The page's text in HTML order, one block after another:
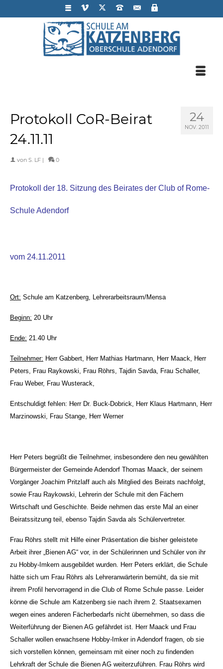
24
NOV. 2011
Protokoll CoR-Beirat
24.11.11
von S. LF | 0
Protokoll der 18. Sitzung des Beirates der Club of Rome-
Schule Adendorf
vom 24.11.2011
Ort: Schule am Katzenberg, Lehrerarbeitsraum/Mensa
Beginn: 20 Uhr
Ende: 21.40 Uhr
Teilnehmer: Herr Gabbert, Herr Mathias Hartmann, Herr Maack, Herr
Peters, Frau Raykowski, Frau Röhrs, Tajdin Savda, Frau Schaller,
Frau Weber, Frau Wusterack,
Entschuldigt fehlen: Herr Dr. Buck-Dobrick, Herr Klaus Hartmann, Herr
Marzinowski, Frau Stange, Herr Werner
Herr Peters begrüßt die Teilnehmer, insbesondere den neu gewählten
Bürgermeister der Gemeinde Adendorf Thomas Maack, der seinem
Vorgänger Joachim Pritzlaff auch als Mitglied des Beirats nachfolgt,
sowie Frau Raykowski, Lehrerin der Schule mit den Fächern
Wirtschaft und Geschichte. Beide nehmen das erste Mal an einer
Beiratssitzung teil, ebenso Tajdin Savda als Schülervertreter.
Frau Röhrs stellt mit Hilfe einer Präsentation die bisher geleistete
Arbeit ihrer „Bienen AG“ vor, in der Schülerinnen und Schüler von ihr
zu Hobby-Imkern ausgebildet wurden. Herr Peters erklärt, die Schule
hätte sich um Frau Röhrs als Lehreranwärterin bemüht, da sie mit
ihrem Profil hervorragend in die Club of Rome Schule passe. Leider
könne die Schule am Katzenberg sie nach ihrem 2. Staatsexamen
wegen eines anderen Fächerbedarfs nicht übernehmen, so dass die
Weiterführung der Bienen AG gefährdet ist. Herr Maack und Frau
Schaller wollen erwachsene Hobby-Imker in Adendorf fragen, ob sie
sich vorstellen können, gemeinsam mit einer noch zu findenden
Lehrkraft der Schule die Bienen AG weiterzuführen. Frau Röhrs wird